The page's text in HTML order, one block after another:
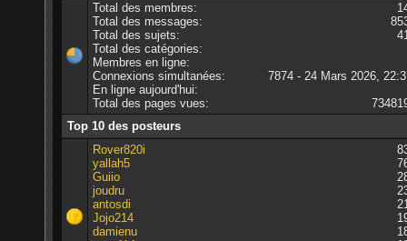
Total des membres:
Total des messages:
Total des sujets:
Total des catégories:
Membres en ligne:
Connexions simultanées:
7874 - 24 Mars 2026,
En ligne aujourd'hui:
Total des pages vues:
Top 10 des posteurs
Rover820i
yallah5
Guiio
joudru
antosdi
Jojo214
damienu